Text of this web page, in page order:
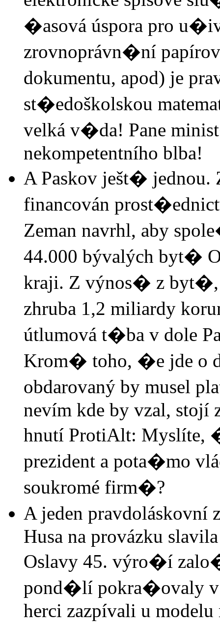
�asová úspora pro
zrovnoprávn�ní
dokumentu, apod) je
st�edoškolskou
velká v�da! Pane
nekompetentního blba!
A Paskov ješt�
financován
Zeman navrhl, aby
44.000 bývalých byt�
kraji. Z výnos� z byt�,
zhruba 1,2 miliardy
útlumová t�ba v dole
Krom� toho, �e jde
obdarovaný by musel
nevím kde by vzal, stojí
hnutí ProtiAlt:
prezident a pota�mo
soukromé firm�?
A jeden
Husa na provázku
Oslavy 45. výro�í
pond�lí pokra�ovaly v
herci zazpívali u modelu